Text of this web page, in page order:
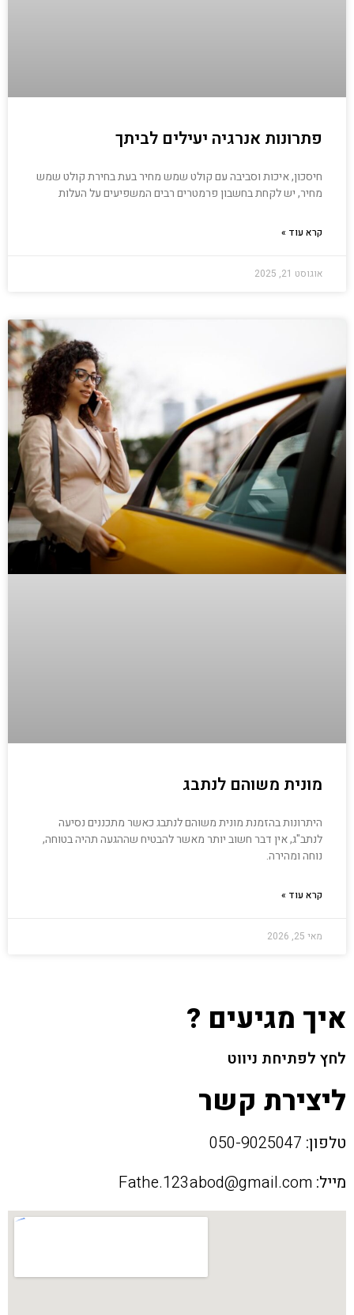
פתרונות אנרגיה יעילים לביתך
חיסכון, איכות וסביבה עם קולט שמש מחיר בעת בחירת קולט שמש
מחיר, יש לקחת בחשבון פרמטרים רבים המשפיעים על העלות
קרא עוד »
אוגוסט 21, 2025
מונית משוהם לנתבג
היתרונות בהזמנת מונית משוהם לנתבג כאשר מתכננים נסיעה
לנתב"ג, אין דבר חשוב יותר מאשר להבטיח שההגעה תהיה בטוחה,
נוחה ומהירה.
קרא עוד »
מאי 25, 2026
איך מגיעים ?
לחץ לפתיחת ניווט
ליצירת קשר
טלפון:
מייל: Fathe.123abod@gmail.com